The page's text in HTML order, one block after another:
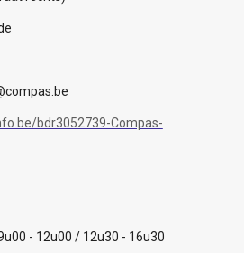
bdr3052739-Compas-
- 12u00 / 12u30 - 16u30